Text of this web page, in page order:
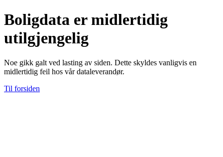
Boligdata er midlertidig
utilgjengelig
Noe gikk galt ved lasting av siden. Dette skyldes vanligvis en
midlertidig feil hos vår dataleverandør.
Til forsiden